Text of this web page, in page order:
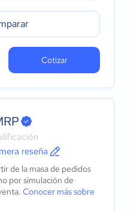
Cotizar
reseña
de la masa de pedidos
por simulación de
Conocer más sobre